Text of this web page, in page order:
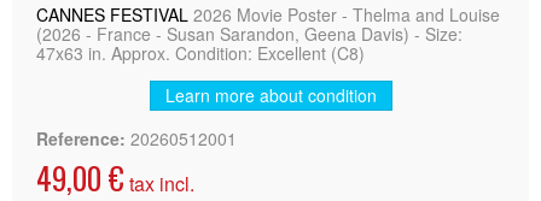
CANNES FESTIVAL 2026 Movie Poster - Thelma and Louise
(2026 - France - Susan Sarandon, Geena Davis) - Size:
47x63 in. Approx. Condition: Excellent (C8)
Learn more about condition
Reference: 20260512001
49,00 € tax incl.